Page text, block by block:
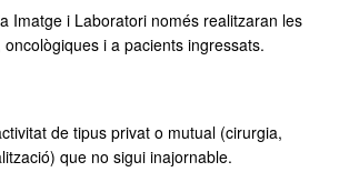
Imatge i Laboratori només realitzaran les
i a pacients ingressats.
de tipus privat o mutual (cirurgia,
que no sigui inajornable.